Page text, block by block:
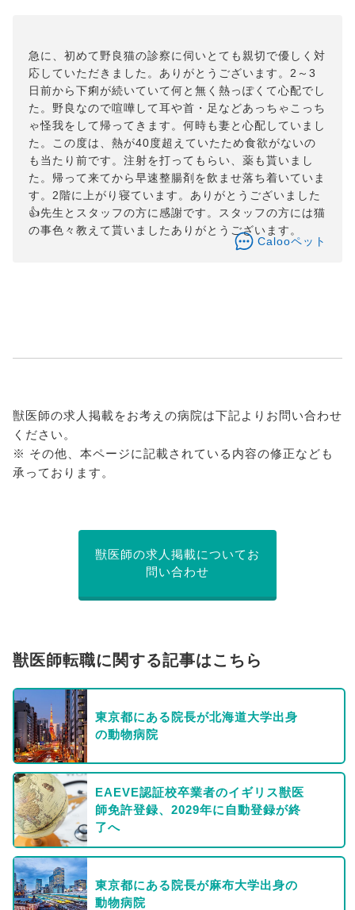
急に、初めて野良猫の診察に伺いとても親切で優しく対
応していただきました。ありがとうございます。2～3
日前から下痢が続いていて何と無く熱っぽくて心配でし
た。野良なので喧嘩して耳や首・足などあっちゃこっち
ゃ怪我をして帰ってきます。何時も妻と心配していまし
た。この度は、熱が40度超えていたため食欲がないの
も当たり前です。注射を打ってもらい、薬も貰いまし
た。帰って来てから早速整腸剤を飲ませ落ち着いていま
す。2階に上がり寝ています。ありがとうございました
👍先生とスタッフの方に感謝です。スタッフの方には猫
の事色々教えて貰いましたありがとうございます。
Calooペット
獣医師の求人掲載をお考えの病院は下記よりお問い合わせ
ください。
※ その他、本ページに記載されている内容の修正なども
承っております。
獣医師の求人掲載についてお
問い合わせ
獣医師転職に関する記事はこちら
東京都にある院長が北海道大学出身
の動物病院
EAEVE認証校卒業者のイギリス獣医
師免許登録、2029年に自動登録が終
了へ
東京都にある院長が麻布大学出身の
動物病院